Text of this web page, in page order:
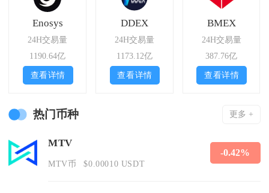
Enosys
24H交易量
1190.64亿
查看详情
DDEX
24H交易量
1173.12亿
查看详情
BMEX
24H交易量
387.76亿
查看详情
热门币种 更多 +
MTV
MTV币 $0.00010 USDT
-0.42%